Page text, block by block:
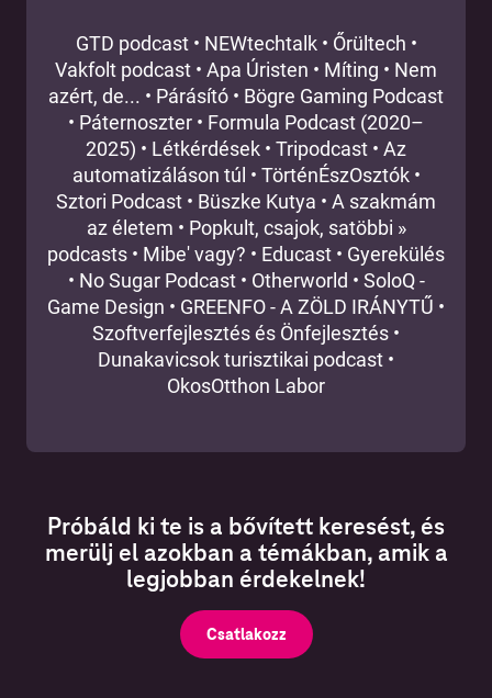
GTD podcast• NEWtechtalk• Őrültech •
Vakfolt podcast • Apa Úristen • Míting • Nem
azért, de... • Párásító • Bögre Gaming Podcast
• Páternoszter • Formula Podcast (2020–
2025) • Létkérdések • Tripodcast • Az
automatizáláson túl • TörténÉszOsztók•
Sztori Podcast • Büszke Kutya • A szakmám
az életem • Popkult, csajok, satöbbi »
podcasts • Mibe' vagy? • Educast • Gyerekülés
• No Sugar Podcast• Otherworld • SoloQ -
Game Design • GREENFO - A ZÖLD IRÁNYTŰ •
Szoftverfejlesztés és Önfejlesztés •
Dunakavicsok turisztikai podcast •
OkosOtthon Labor
Próbáld ki te is a bővített keresést, és
merülj el azokban a témákban, amik a
legjobban érdekelnek!
Csatlakozz